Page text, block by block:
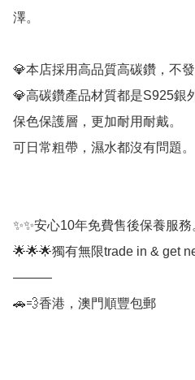
澤。
💎本店採用高品質高碳鑽，不發
💎高碳鑽產品材質都是S925銀
保色保護層，更加耐用耐戴。
可日常粗帶，濕水都沒有問題。
✨✨安心10年免費售後保養服務
🌟🌟🌟獨有無限trade in & get
———
🚗💨香港，澳門順豐包郵